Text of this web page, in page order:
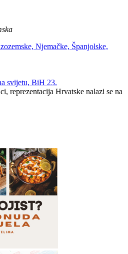
Njemačke, Španjolske,
svijetu, BiH 23.
reprezentacija Hrvatske nalazi se na